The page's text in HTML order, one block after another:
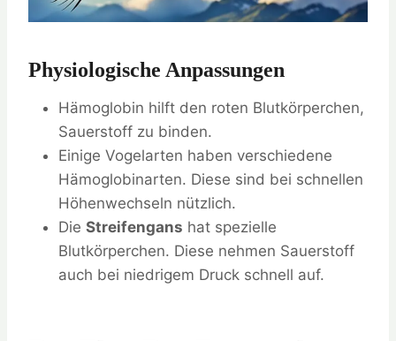
Physiologische Anpassungen
Hämoglobin hilft den roten Blutkörperchen,
Sauerstoff zu binden.
Einige Vogelarten haben verschiedene
Hämoglobinarten. Diese sind bei schnellen
Höhenwechseln nützlich.
Die Streifengans hat spezielle
Blutkörperchen. Diese nehmen Sauerstoff
auch bei niedrigem Druck schnell auf.